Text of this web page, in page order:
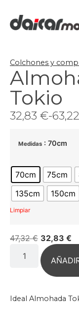
Colchones y
Tokio
32,83 €-63,22
Medidas : 70cm
70cm 75cm
135cm
150cm
Limpiar
47,32€ 32,83 €
Ideal Almohada